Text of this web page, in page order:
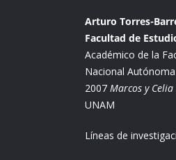
Arturo Torres-
Facultad de
Académico de la
Nacional
2007 Marcos y
UNAM
Líneas de